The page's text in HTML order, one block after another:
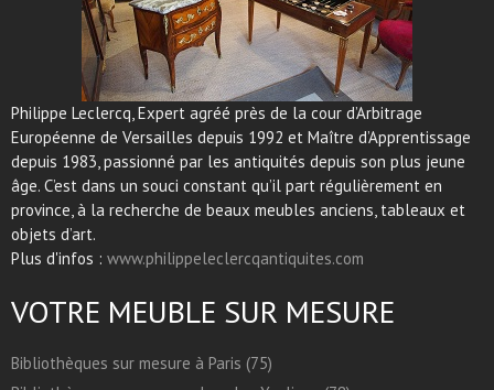
Philippe Leclercq, Expert agréé près de la cour d’Arbitrage
Européenne de Versailles depuis 1992 et Maître d’Apprentissage
depuis 1983, passionné par les antiquités depuis son plus jeune
âge. C’est dans un souci constant qu’il part régulièrement en
province, à la recherche de beaux meubles anciens, tableaux et
objets d’art.
Plus d'infos : www.philippeleclercqantiquites.com
VOTRE MEUBLE SUR MESURE
Bibliothèques sur mesure à Paris (75)